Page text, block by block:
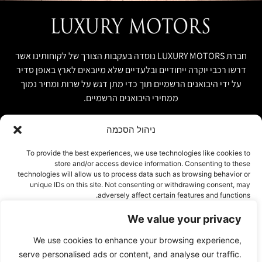
We value your privacy
We use cookies to enhance your browsing experience,
serve personalised ads or content, and analyse our traffic.
ניהול הסכמה
To provide the best experiences, we use technologies like cookies to
store and/or access device information. Consenting to these
technologies will allow us to process data such as browsing behavior or
unique IDs on this site. Not consenting or withdrawing consent, may
adversely affect certain features and functions.
דחייה
חברת LUXURY MOTORS נוסדה בעקבות הצורך של לקוחותינו אשר
דרשו רכבי יוקרה ייחודיים ובלעדיים שלא מיובאים לארץ באופן סדיר
על ידי היבואנים הרשמיים תוך כדי מתן דגש על שרות ומחיר נמוך
ממחירי היבואנים הרשמיים.
אודות
יבוא אישי ויבוא מקביל
טרייד אין ומשומשות
רכבים למכירה במלאי
צור קשר
עמוד פרטיות
074-7408590
office@luxury-motors.co.il